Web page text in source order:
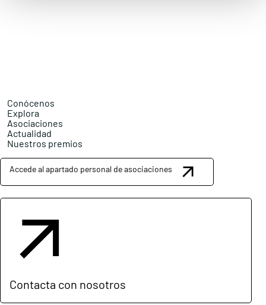
Conócenos
Explora
Asociaciones
Actualidad
Nuestros premios
Accede al apartado personal de asociaciones
Contacta con nosotros